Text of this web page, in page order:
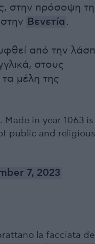
στην πρόσοψη
Βενετία .
από την
στους
μέλη της
in year 1063 is
public and religious
7, 2023
la facciata